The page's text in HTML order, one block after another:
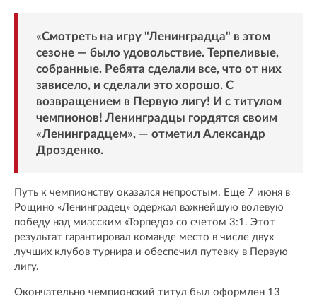
«Смотреть на игру "Ленинградца" в этом
сезоне — было удовольствие. Терпеливые,
собранные. Ребята сделали все, что от них
зависело, и сделали это хорошо. С
возвращением в Первую лигу! И с титулом
чемпионов! Ленинградцы гордятся своим
«Ленинградцем», — отметил Александр
Дрозденко.
Путь к чемпионству оказался непростым. Еще 7 июня в
Рощино «Ленинградец» одержал важнейшую волевую
победу над миасским «Торпедо» со счетом 3:1. Этот
результат гарантировал команде место в числе двух
лучших клубов турнира и обеспечил путевку в Первую
лигу.
Окончательно чемпионский титул был оформлен 13